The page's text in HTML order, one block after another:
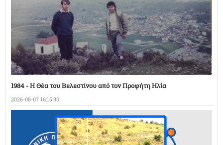
1984 - Η Θέα του Βελεστίνου από τον Προφήτη Ηλία
2026-08-07 16:15:30